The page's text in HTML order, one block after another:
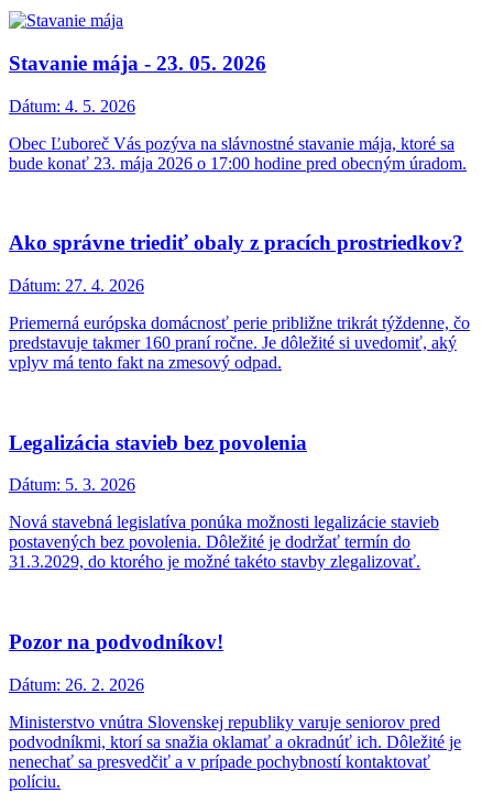
Stavanie mája - 23. 05. 2026
Dátum: 4. 5. 2026
Obec Ľuboreč Vás pozýva na slávnostné stavanie mája, ktoré sa
bude konať 23. mája 2026 o 17:00 hodine pred obecným úradom.
Ako správne triediť obaly z pracích prostriedkov?
Dátum: 27. 4. 2026
Priemerná európska domácnosť perie približne trikrát týždenne, čo
predstavuje takmer 160 praní ročne. Je dôležité si uvedomiť, aký
vplyv má tento fakt na zmesový odpad.
Legalizácia stavieb bez povolenia
Dátum: 5. 3. 2026
Nová stavebná legislatíva ponúka možnosti legalizácie stavieb
postavených bez povolenia. Dôležité je dodržať termín do
31.3.2029, do ktorého je možné takéto stavby zlegalizovať.
Pozor na podvodníkov!
Dátum: 26. 2. 2026
Ministerstvo vnútra Slovenskej republiky varuje seniorov pred
podvodníkmi, ktorí sa snažia oklamať a okradnúť ich. Dôležité je
nenechať sa presvedčiť a v prípade pochybností kontaktovať
políciu.